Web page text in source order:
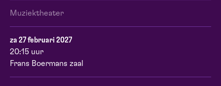
Muziektheater
za 27 februari 2027
20:15 uur
Frans Boermans zaal